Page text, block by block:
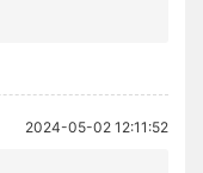
2024-05-02 12:11:52